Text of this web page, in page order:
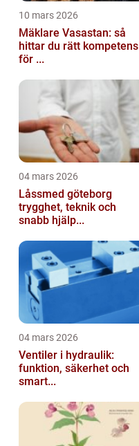
10 mars 2026
Mäklare Vasastan: så
hittar du rätt kompetens
för ...
04 mars 2026
Låssmed göteborg
trygghet, teknik och
snabb hjälp...
04 mars 2026
Ventiler i hydraulik:
funktion, säkerhet och
smart...